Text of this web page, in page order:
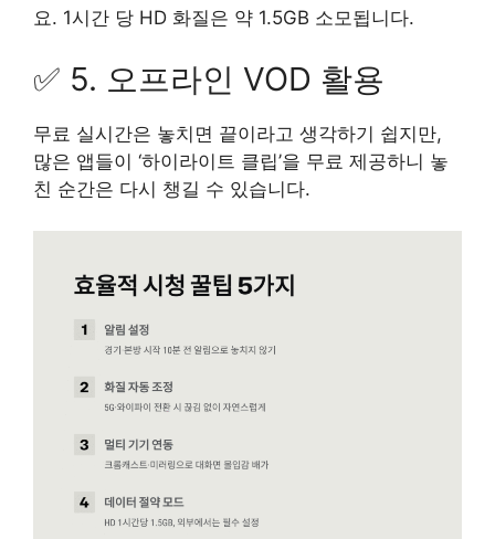
요. 1시간 당 HD 화질은 약 1.5GB 소모됩니다.
✅ 5. 오프라인 VOD 활용
무료 실시간은 놓치면 끝이라고 생각하기 쉽지만,
많은 앱들이 ‘하이라이트 클립’을 무료 제공하니 놓
친 순간은 다시 챙길 수 있습니다.